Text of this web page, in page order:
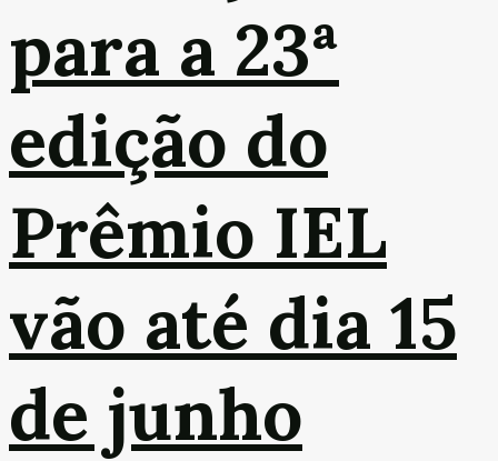
para a 23ª
edição do
Prêmio IEL
vão até dia 15
de junho